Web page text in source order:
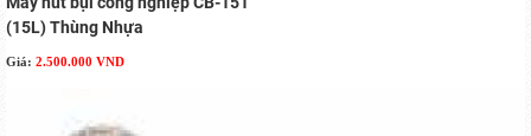
(15L) Thùng Nhựa
Giá: 2.500.000 VND